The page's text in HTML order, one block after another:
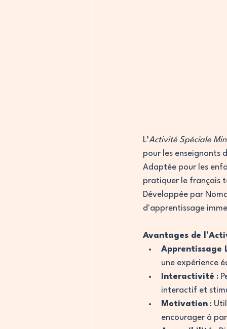
L’Activité Spéciale
pour les enseignants
Adaptée pour les
pratiquer le français
Développée par
d'apprentissage
Avantages de
Apprentissage
une expérience
Interactivité :
interactif et
Motivation :
encourager à